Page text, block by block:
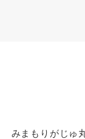
みまもりがじゅ